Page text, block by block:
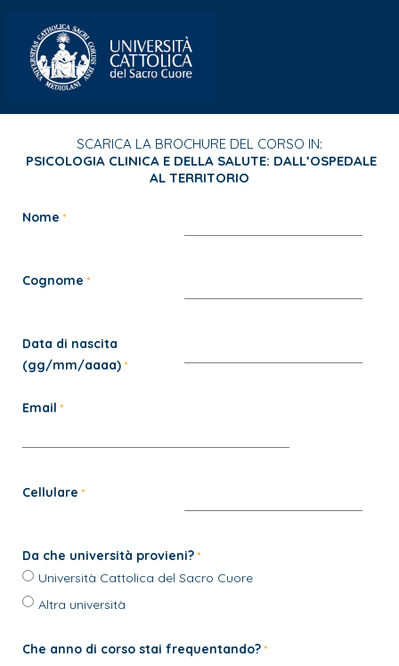
SCARICA LA BROCHURE DEL CORSO IN:
PSICOLOGIA CLINICA E DELLA SALUTE: DALL’OSPEDALE
AL TERRITORIO
Nome
Cognome
Data di nascita
(gg/mm/aaaa)
Email
Cellulare
Da che università provieni?
Università Cattolica del Sacro Cuore
Altra università
Che anno di corso stai frequentando?